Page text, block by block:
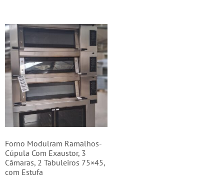
Forno Modulram Ramalhos-
Cúpula Com Exaustor, 3
Câmaras, 2 Tabuleiros 75×45,
com Estufa